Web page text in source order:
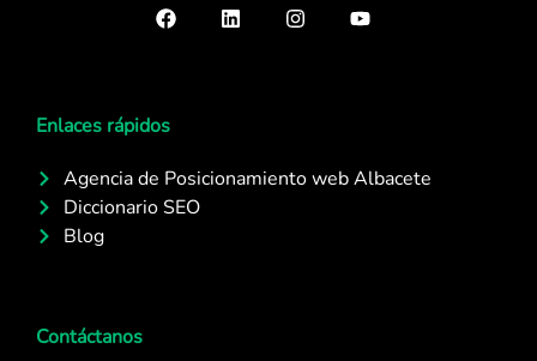
Enlaces rápidos
Agencia de Posicionamiento web Albacete
Diccionario SEO
Blog
Contáctanos